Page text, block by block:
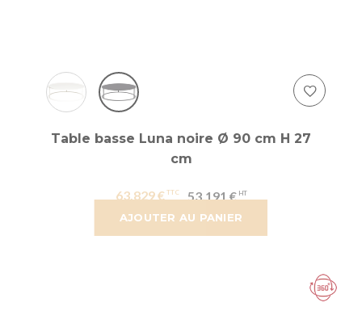
AJOUTER AU PANIER
Table basse Luna noire Ø 90 cm H 27
cm
63,829 € 53,191 €